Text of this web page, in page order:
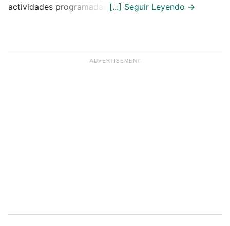
actividades programadas.